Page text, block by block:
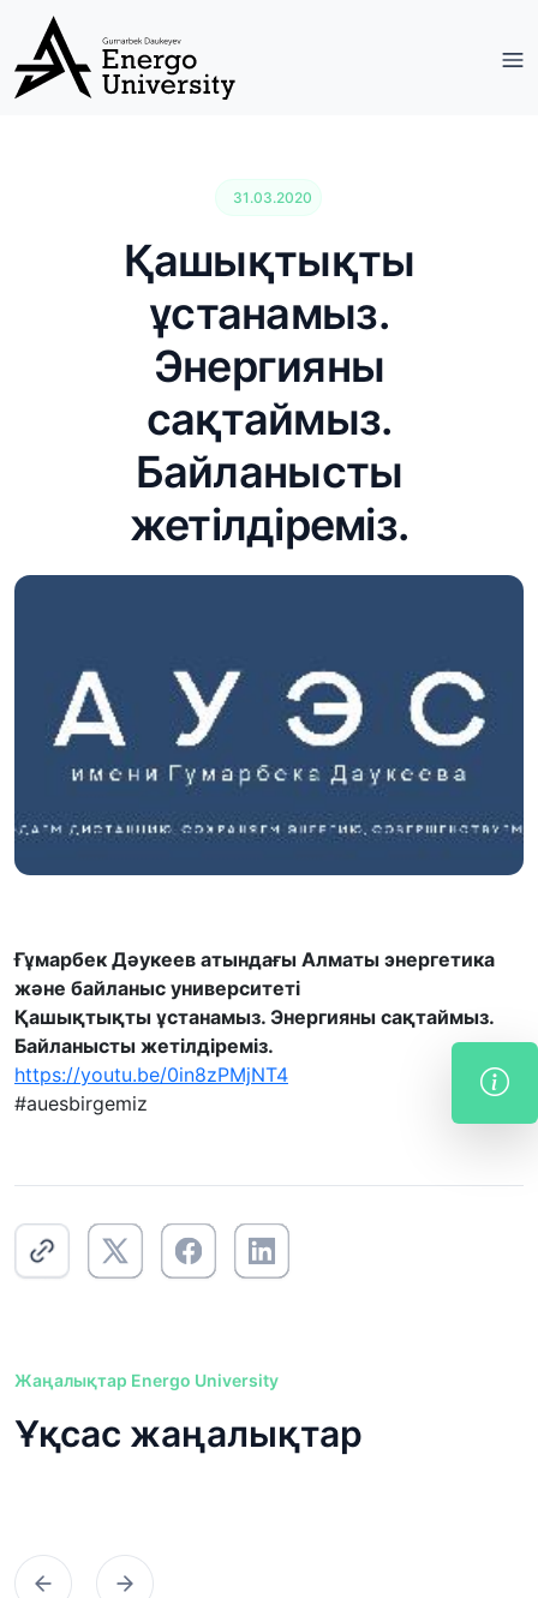
31.03.2020
Қашықтықты
ұстанамыз.
Энергияны
сақтаймыз.
Байланысты
жетілдіреміз.
Ғұмарбек Дәукеев атындағы Алматы энергетика
және байланыс университеті
Қашықтықты ұстанамыз. Энергияны сақтаймыз.
Байланысты жетілдіреміз.
https://youtu.be/0in8zPMjNT4
#auesbirgemiz
Жаңалықтар Energo University
Ұқсас жаңалықтар
Предыдущий